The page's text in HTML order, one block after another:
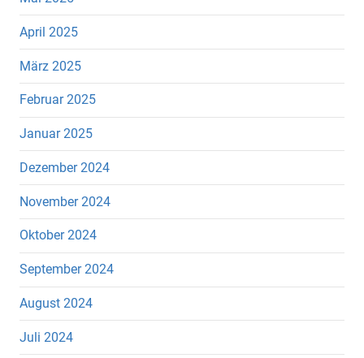
April 2025
März 2025
Februar 2025
Januar 2025
Dezember 2024
November 2024
Oktober 2024
September 2024
August 2024
Juli 2024